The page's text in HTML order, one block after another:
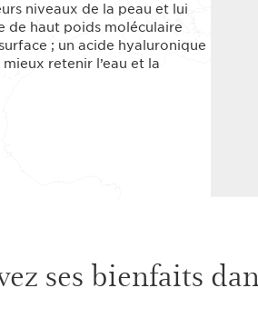
niveaux de la peau et lui
de haut poids moléculaire
; un acide hyaluronique
retenir l’eau et la
ses bienfaits